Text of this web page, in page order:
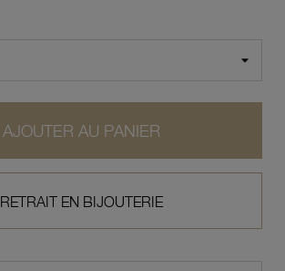
AJOUTER AU PANIER
RETRAIT EN BIJOUTERIE